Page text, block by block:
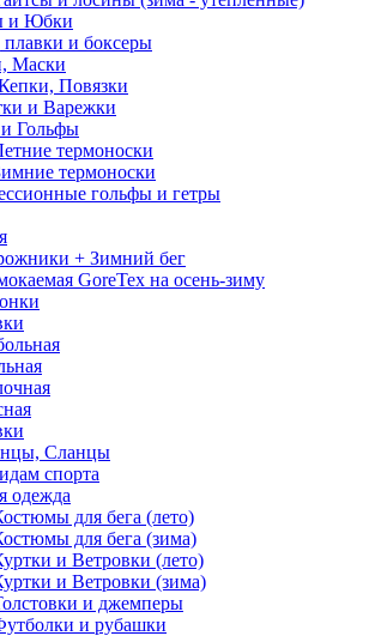
и Юбки
и боксеры
Маски
Повязки
и Варежки
Гольфы
термоноски
термоноски
гольфы и гетры
+ Зимний бег
GoreTex на осень-зиму
Сланцы
спорта
одежда
для бега (лето)
для бега (зима)
и Ветровки (лето)
и Ветровки (зима)
и джемперы
и рубашки